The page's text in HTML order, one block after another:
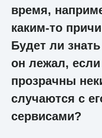
время,
каким-то
Будет ли
он лежал,
прозрачны
случаются с
сервисами?